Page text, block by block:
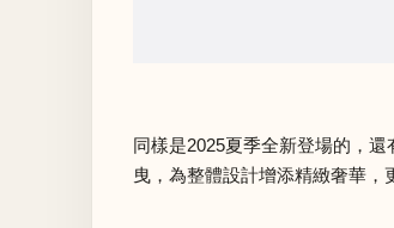
同樣是2025夏季全新登場的，
曳，為整體設計增添精緻奢華，